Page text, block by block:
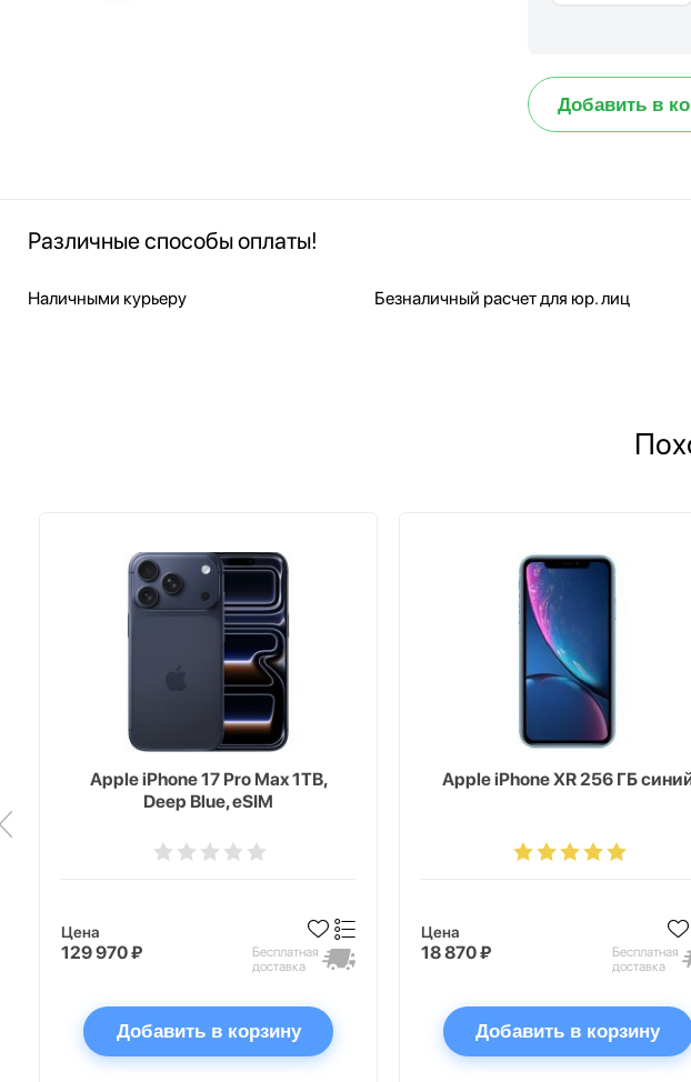
Добавить в
Различные способы оплаты!
Наличными курьеру Безналичный расчет для юр. лиц
Apple iPhone 17 Pro Max 1TB,
Deep Blue, eSIM
Цена
129 970 ₽
Бесплатная
доставка
Добавить в корзину
Apple iPhone XR 256 ГБ
Цена
18 870 ₽
Бесплатная
доставка
Добавить в корзину